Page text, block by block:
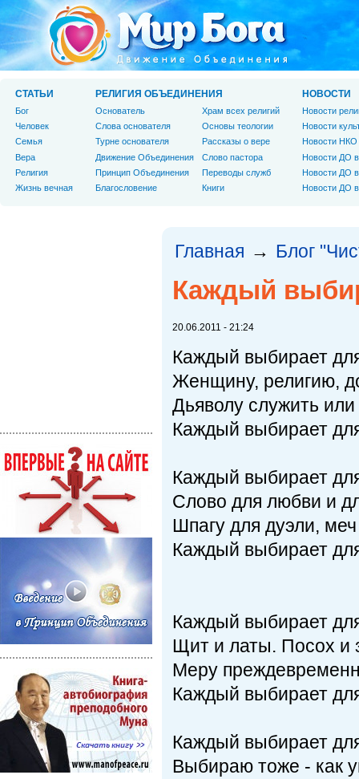
Главная → Блог
Каждый
20.06.2011 - 21:24
Каждый выбирает
Женщину, религию,
Дьяволу служить
Каждый выбирает
Каждый выбирает
Слово для любви и
Шпагу для дуэли,
Каждый выбирает
Каждый выбирает
Щит и латы. Посох и
Меру
Каждый выбирает
Каждый выбирает
Выбираю тоже - как
СТАТЬИ
Бог
Человек
Cемья
Вера
Религия
Жизнь вечная
РЕЛИГИЯ ОБЪЕДИНЕНИЯ
Основатель
Слова основателя
Турне основателя
Движение Объединения
Принцип Объединения
Благословение
Храм всех религий
Основы теологии
Рассказы о вере
Слово пастора
Переводы служб
Книги
НОВОСТИ
Новости
Новости
Новости НКО
Новости ДО
Новости ДО
Новости ДО